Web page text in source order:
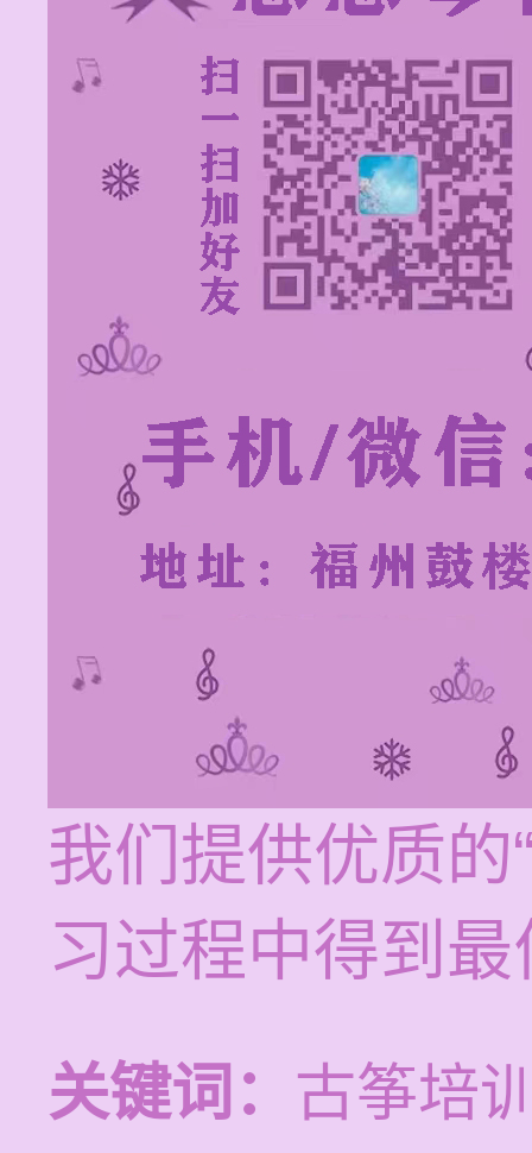
我们提供优质的
习过程中得到
关键词： 古筝培